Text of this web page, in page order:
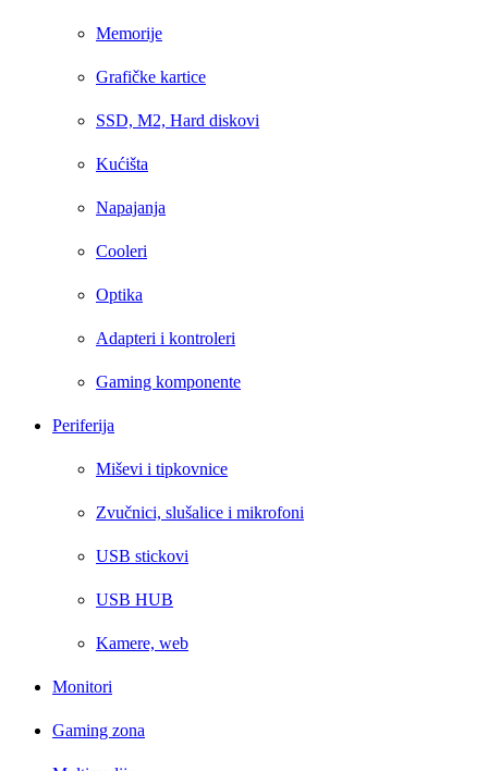
Memorije
Grafičke kartice
SSD, M2, Hard diskovi
Kućišta
Napajanja
Cooleri
Optika
Adapteri i kontroleri
Gaming komponente
Periferija
Miševi i tipkovnice
Zvučnici, slušalice i mikrofoni
USB stickovi
USB HUB
Kamere, web
Monitori
Gaming zona